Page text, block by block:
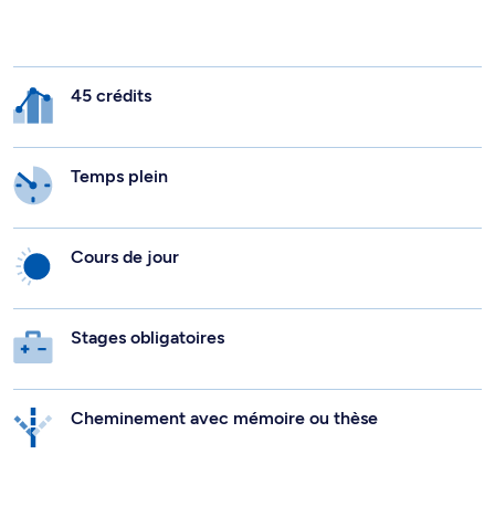
45 crédits
Temps plein
Cours de jour
Stages obligatoires
Cheminement avec mémoire ou thèse